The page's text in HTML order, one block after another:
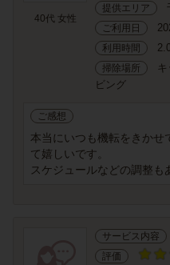
40代 女性
提供エリア
ご利用日
利用時間
掃除場所
ビング
ご感想
本当にいつも機転をきかせ
て嬉しいです。
スケジュールなどの調整も
サービス内容
評価